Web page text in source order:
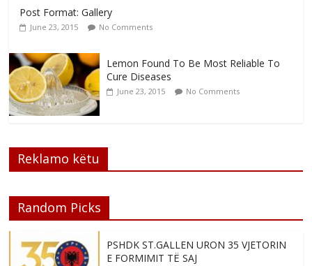
Post Format: Gallery
June 23, 2015 No Comments
Lemon Found To Be Most Reliable To
Cure Diseases
June 23, 2015 No Comments
Reklamo këtu
Random Picks
PSHDK ST.GALLEN URON 35 VJETORIN
E FORMIMIT TË SAJ